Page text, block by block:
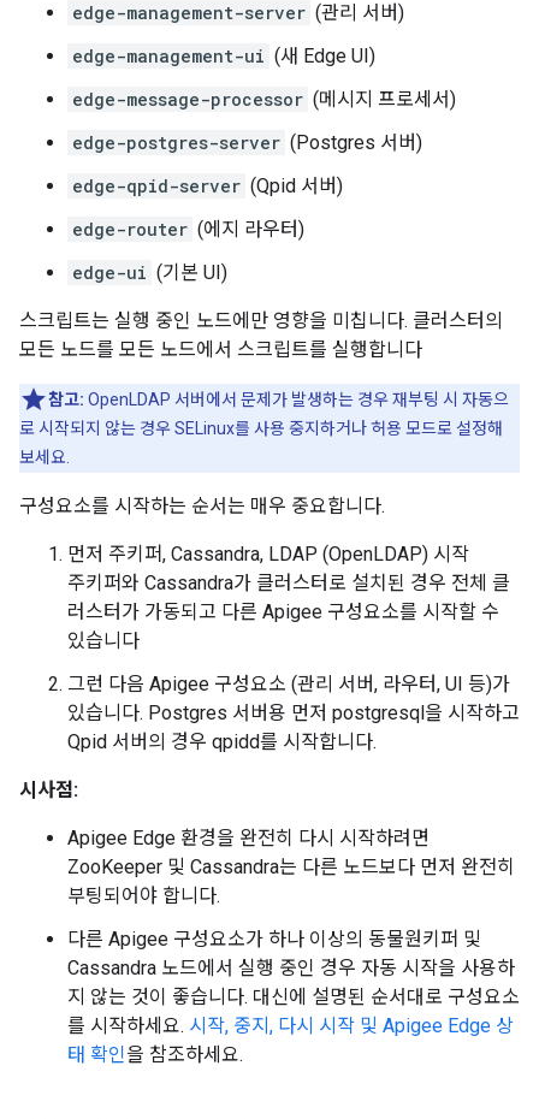
edge-management-server (관리 서버)
edge-management-ui (새 Edge UI)
edge-message-processor (메시지 프로세서)
edge-postgres-server (Postgres 서버)
edge-qpid-server (Qpid 서버)
edge-router (에지 라우터)
edge-ui (기본 UI)
스크립트는 실행 중인 노드에만 영향을 미칩니다. 클러스터의
모든 노드를 모든 노드에서 스크립트를 실행합니다
참고: OpenLDAP 서버에서 문제가 발생하는 경우 재부팅 시 자동으
로 시작되지 않는 경우 SELinux를 사용 중지하거나 허용 모드로 설정해
보세요.
구성요소를 시작하는 순서는 매우 중요합니다.
먼저 주키퍼, Cassandra, LDAP (OpenLDAP) 시작
주키퍼와 Cassandra가 클러스터로 설치된 경우 전체 클
러스터가 가동되고 다른 Apigee 구성요소를 시작할 수
있습니다
그런 다음 Apigee 구성요소 (관리 서버, 라우터, UI 등)가
있습니다. Postgres 서버용 먼저 postgresql을 시작하고
Qpid 서버의 경우 qpidd를 시작합니다.
시사점:
Apigee Edge 환경을 완전히 다시 시작하려면
ZooKeeper 및 Cassandra는 다른 노드보다 먼저 완전히
부팅되어야 합니다.
다른 Apigee 구성요소가 하나 이상의 동물원키퍼 및
Cassandra 노드에서 실행 중인 경우 자동 시작을 사용하
지 않는 것이 좋습니다. 대신에 설명된 순서대로 구성요소
를 시작하세요. 시작, 중지, 다시 시작 및 Apigee Edge 상
태 확인을 참조하세요.